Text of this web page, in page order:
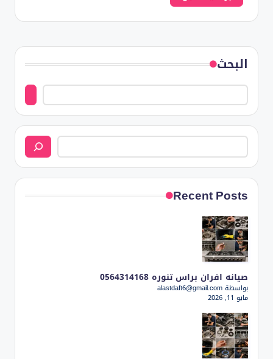
البحث
البحث
Recent Posts
صيانه افران براس تنوره 0564314168
بواسطة alastdaft6@gmail.com
مايو 11, 2026